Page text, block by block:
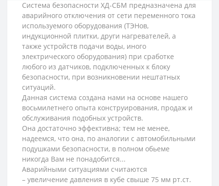
Система безопасности ХД-СБМ предназначена для
аварийного отключения от сети переменного тока
используемого оборудования (ТЭНов,
индукционной плитки, други нагревателей, а
также устройств подачи воды, иного
электрического оборудования) при сработке
любого из датчиков, подключенных к блоку
безопасности, при возникновении нештатных
ситуаций.
Данная система создана нами на основе нашего
восьмилетнего опыта конструирования, продаж и
обслуживания подобных устройств.
Она достаточно эффективна; тем не менее,
надеемся, что она, по аналогии с автомобильными
подушками безопасности, в полном обьеме
никогда Вам не понадобится...
Аварийными ситуациями считаются
– увеличение давления в кубе свыше 75 мм рт.ст.